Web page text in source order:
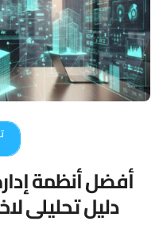
دليل تحليلي